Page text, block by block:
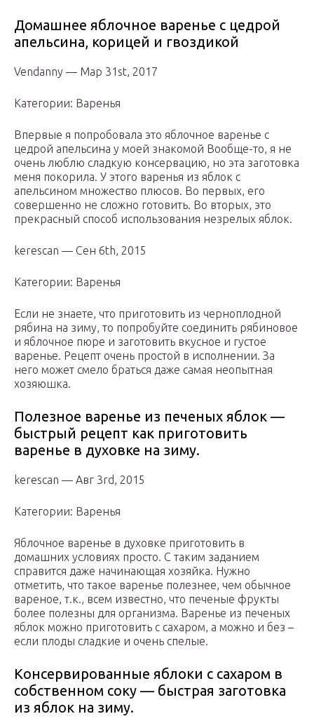
Домашнее яблочное варенье с цедрой
апельсина, корицей и гвоздикой
Vendanny — Мар 31st, 2017
Категории: Варенья
Впервые я попробовала это яблочное варенье с
цедрой апельсина у моей знакомой Вообще-то, я не
очень люблю сладкую консервацию, но эта заготовка
меня покорила. У этого варенья из яблок с
апельсином множество плюсов. Во первых, его
совершенно не сложно готовить. Во вторых, это
прекрасный способ использования незрелых яблок.
kerescan — Сен 6th, 2015
Категории: Варенья
Если не знаете, что приготовить из черноплодной
рябина на зиму, то попробуйте соединить рябиновое
и яблочное пюре и заготовить вкусное и густое
варенье. Рецепт очень простой в исполнении. За
него может смело браться даже самая неопытная
хозяюшка.
Полезное варенье из печеных яблок —
быстрый рецепт как приготовить
варенье в духовке на зиму.
kerescan — Авг 3rd, 2015
Категории: Варенья
Яблочное варенье в духовке приготовить в
домашних условиях просто. С таким заданием
справится даже начинающая хозяйка. Нужно
отметить, что такое варенье полезнее, чем обычное
вареное, т.к., всем известно, что печеные фрукты
более полезны для организма. Варенье из печеных
яблок можно приготовить с сахаром, а можно и без –
если плоды сладкие и очень спелые.
Консервированные яблоки с сахаром в
собственном соку — быстрая заготовка
из яблок на зиму.